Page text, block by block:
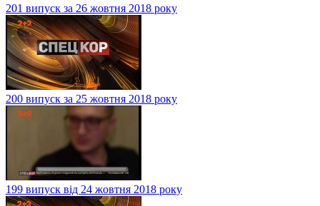
201 випуск за 26 жовтня 2018 року
200 випуск за 25 жовтня 2018 року
199 випуск від 24 жовтня 2018 року